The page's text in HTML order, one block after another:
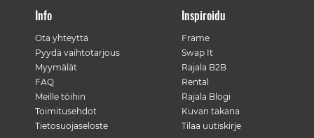
Info
Ota yhteyttä
Pyydä vaihtotarjous
Myymälät
FAQ
Meille töihin
Toimitusehdot
Tietosuojaseloste
Inspiroidu
Frame
Swap It
Rajala B2B
Rental
Rajala Blogi
Kuvan takana
Tilaa uutiskirje